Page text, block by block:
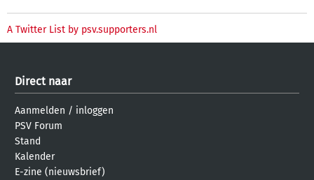
A Twitter List by psv.supporters.nl
Direct naar
Aanmelden / inloggen
PSV Forum
Stand
Kalender
E-zine (nieuwsbrief)